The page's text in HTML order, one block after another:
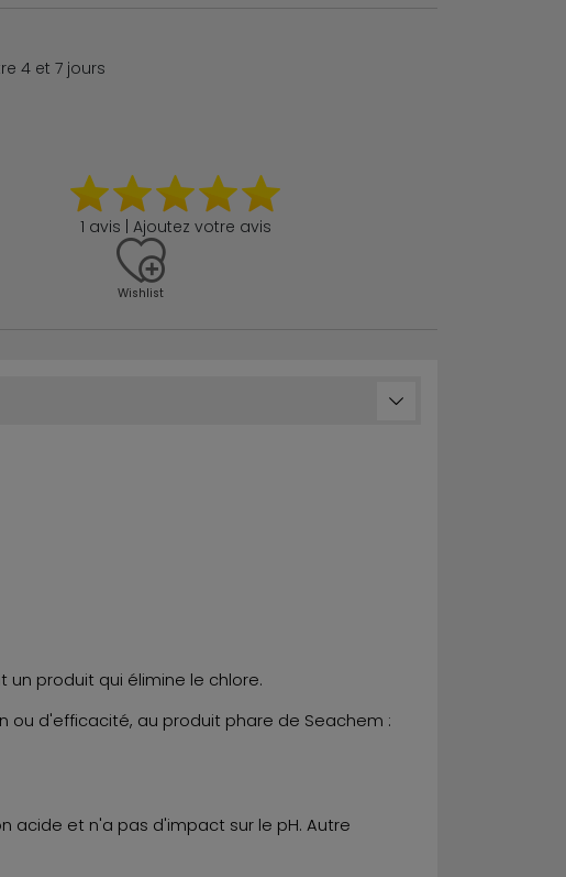
4 et 7 jours
1 avis | Ajoutez votre avis
Wishlist
produit qui élimine le chlore.
d'efficacité, au produit phare de Seachem :
acide et n'a pas d'impact sur le pH. Autre